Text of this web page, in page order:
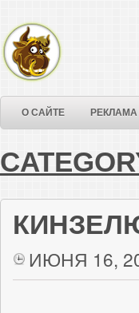
О САЙТЕ
ИЮНЯ 16,